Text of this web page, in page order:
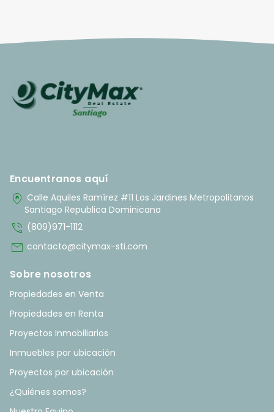
Encuentranos aquí
home_pin Calle Aquiles Ramírez #11 Los Jardines Metropolitanos
Santiago Republica Dominicana
phone_in_talk (809)971-1112
mail contacto@citymax-sti.com
Sobre nosotros
Propiedades en Venta
Propiedades en Renta
Proyectos Inmobiliarios
Inmuebles por ubicación
Proyectos por ubicación
¿Quiénes somos?